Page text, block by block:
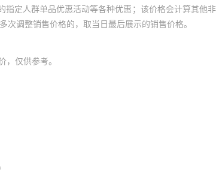
定人群单品优惠活动等各种优惠；该价格会计算其他
调整销售价格的，取当日最后展示的销售价格。
仅供参考。